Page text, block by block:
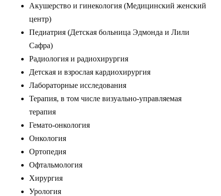
Акушерство и гинекология (Медицинский женский
центр)
Педиатрия (Детская больница Эдмонда и Лили
Сафра)
Радиология и радиохирургия
Детская и взрослая кардиохирургия
Лабораторные исследования
Терапия, в том числе визуально-управляемая
терапия
Гемато-онкология
Онкология
Ортопедия
Офтальмология
Хирургия
Урология